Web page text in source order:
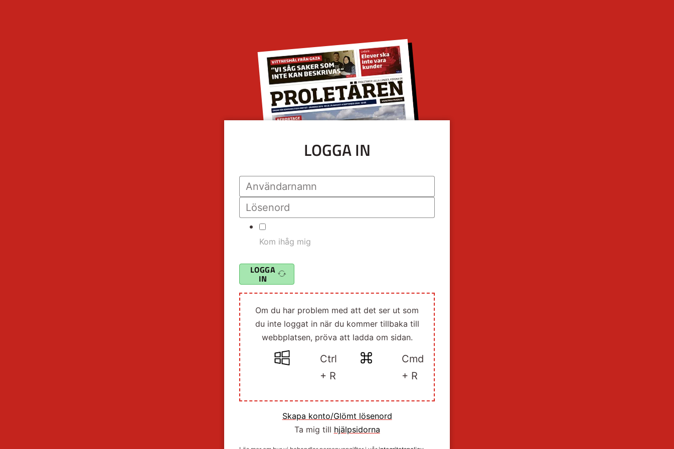
LOGGA IN
Kom ihåg mig
LOGGA
IN
Om du har problem med att det ser ut som
du inte loggat in när du kommer tillbaka till
webbplatsen, pröva att ladda om sidan.
Ctrl
+ R
Cmd
+ R
Skapa konto/Glömt lösenord
Ta mig till hjälpsidorna